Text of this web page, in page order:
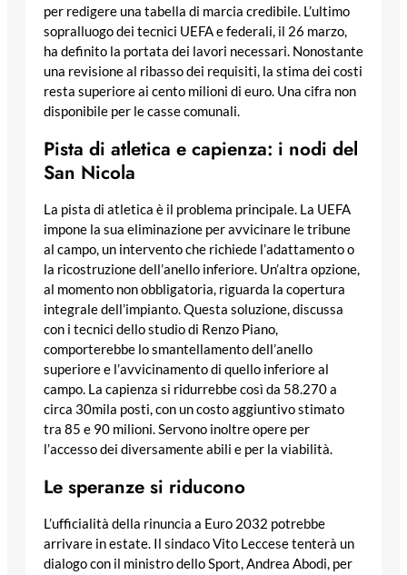
per redigere una tabella di marcia credibile. L’ultimo
sopralluogo dei tecnici UEFA e federali, il 26 marzo,
ha definito la portata dei lavori necessari. Nonostante
una revisione al ribasso dei requisiti, la stima dei costi
resta superiore ai cento milioni di euro. Una cifra non
disponibile per le casse comunali.
Pista di atletica e capienza: i nodi del
San Nicola
La pista di atletica è il problema principale. La UEFA
impone la sua eliminazione per avvicinare le tribune
al campo, un intervento che richiede l’adattamento o
la ricostruzione dell’anello inferiore. Un’altra opzione,
al momento non obbligatoria, riguarda la copertura
integrale dell’impianto. Questa soluzione, discussa
con i tecnici dello studio di Renzo Piano,
comporterebbe lo smantellamento dell’anello
superiore e l’avvicinamento di quello inferiore al
campo. La capienza si ridurrebbe così da 58.270 a
circa 30mila posti, con un costo aggiuntivo stimato
tra 85 e 90 milioni. Servono inoltre opere per
l’accesso dei diversamente abili e per la viabilità.
Le speranze si riducono
L’ufficialità della rinuncia a Euro 2032 potrebbe
arrivare in estate. Il sindaco Vito Leccese tenterà un
dialogo con il ministro dello Sport, Andrea Abodi, per